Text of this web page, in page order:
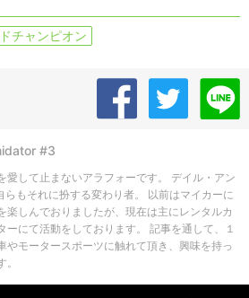
チャンピオン
#3
愛して止まないアラフォーです。 デイル・アン
らもそれに扮する変わり者。 以前はマイカーに
楽しんでおりましたが、現在は主にレンタルカ
ーにて活動をしております。 記事を通して、１
やモータースポーツに触れて頂き、興味を持っ